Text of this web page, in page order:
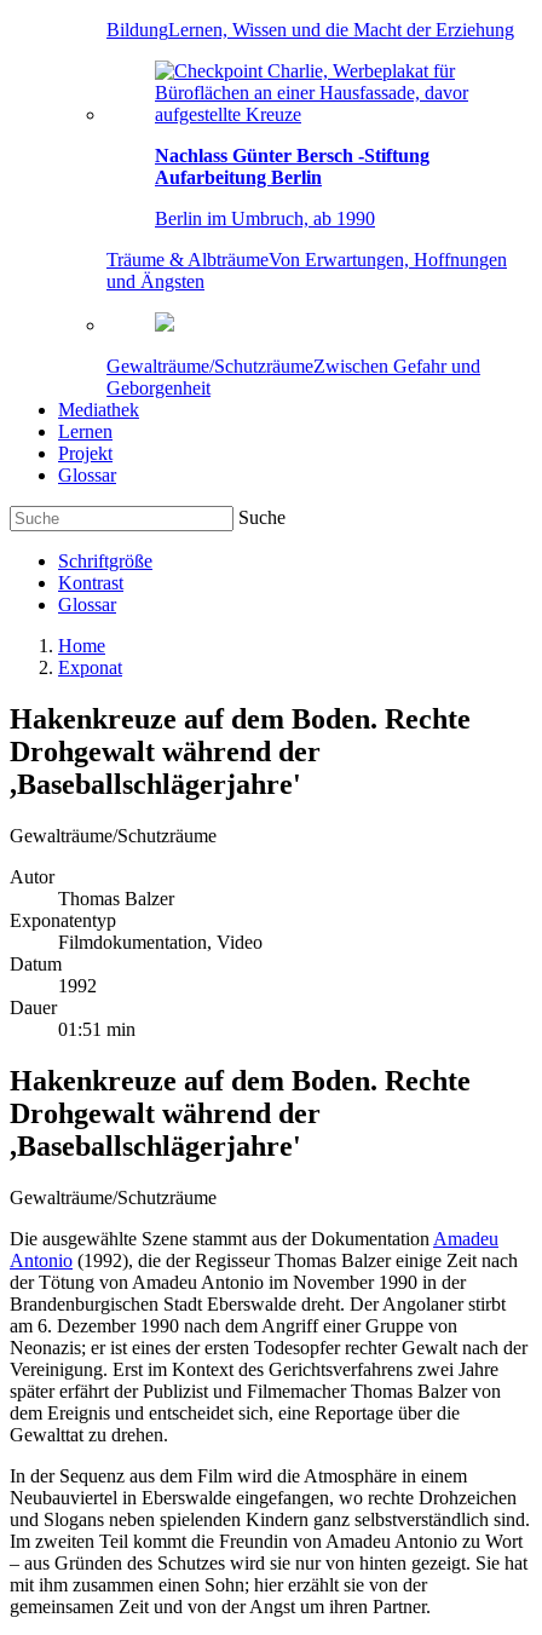
BildungLernen, Wissen und die Macht der Erziehung
Nachlass Günter Bersch -Stiftung
Aufarbeitung Berlin
Berlin im Umbruch, ab 1990
Träume & AlbträumeVon Erwartungen, Hoffnungen
und Ängsten
Gewalträume/SchutzräumeZwischen Gefahr und
Geborgenheit
Mediathek
Lernen
Projekt
Glossar
Suche
Schriftgröße
Kontrast
Glossar
Home
Exponat
Hakenkreuze auf dem Boden. Rechte
Drohgewalt während der
,Baseballschlägerjahre'
Gewalträume/Schutzräume
Autor
Thomas Balzer
Exponatentyp
Filmdokumentation, Video
Datum
1992
Dauer
01:51 min
Hakenkreuze auf dem Boden. Rechte
Drohgewalt während der
,Baseballschlägerjahre'
Gewalträume/Schutzräume
Die ausgewählte Szene stammt aus der Dokumentation Amadeu
Antonio (1992), die der Regisseur Thomas Balzer einige Zeit nach
der Tötung von Amadeu Antonio im November 1990 in der
Brandenburgischen Stadt Eberswalde dreht. Der Angolaner stirbt
am 6. Dezember 1990 nach dem Angriff einer Gruppe von
Neonazis; er ist eines der ersten Todesopfer rechter Gewalt nach der
Vereinigung. Erst im Kontext des Gerichtsverfahrens zwei Jahre
später erfährt der Publizist und Filmemacher Thomas Balzer von
dem Ereignis und entscheidet sich, eine Reportage über die
Gewalttat zu drehen.
In der Sequenz aus dem Film wird die Atmosphäre in einem
Neubauviertel in Eberswalde eingefangen, wo rechte Drohzeichen
und Slogans neben spielenden Kindern ganz selbstverständlich sind.
Im zweiten Teil kommt die Freundin von Amadeu Antonio zu Wort
– aus Gründen des Schutzes wird sie nur von hinten gezeigt. Sie hat
mit ihm zusammen einen Sohn; hier erzählt sie von der
gemeinsamen Zeit und von der Angst um ihren Partner.